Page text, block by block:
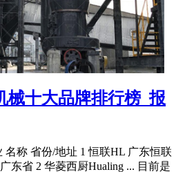
械十大品牌排行榜_报
名称 省份/地址 1 恒联HL 广东恒联
东省 2 华菱西厨Hualing ... 目前是